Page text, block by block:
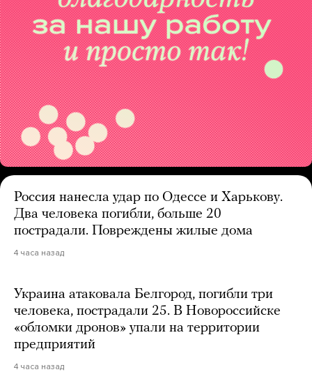
Россия нанесла удар по Одессе и Харькову.
Два человека погибли, больше 20
пострадали. Повреждены жилые дома
4 часа назад
Украина атаковала Белгород, погибли три
человека, пострадали 25. В Новороссийске
«обломки дронов» упали на территории
предприятий
4 часа назад